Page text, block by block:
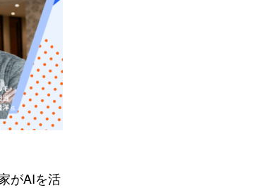
がAIを活